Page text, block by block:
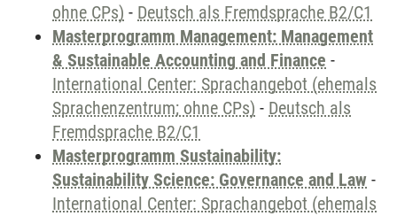
ohne CPs) - Deutsch als Fremdsprache B2/C1
Masterprogramm Management: Management
& Sustainable Accounting and Finance -
International Center: Sprachangebot (ehemals
Sprachenzentrum; ohne CPs) - Deutsch als
Fremdsprache B2/C1
Masterprogramm Sustainability:
Sustainability Science: Governance and Law -
International Center: Sprachangebot (ehemals